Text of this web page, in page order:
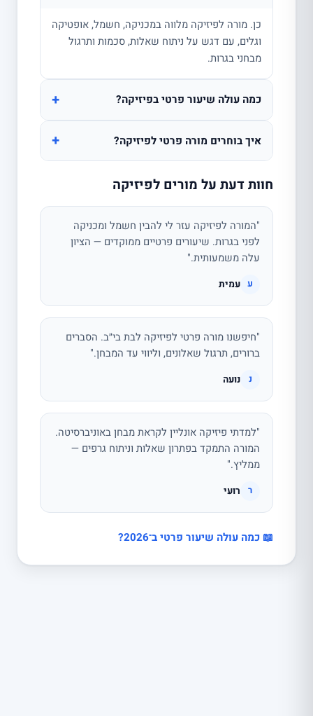
כן. מורה לפיזיקה מלווה במכניקה, חשמל, אופטיקה
וגלים, עם דגש על ניתוח שאלות, סכמות ותרגול
מבחני בגרות.
כמה עולה שיעור פרטי בפיזיקה? +
איך בוחרים מורה פרטי לפיזיקה? +
חוות דעת על מורים לפיזיקה
"המורה לפיזיקה עזר לי להבין חשמל ומכניקה
לפני בגרות. שיעורים פרטיים ממוקדים — הציון
עלה משמעותית."
ע עמית
"חיפשנו מורה פרטי לפיזיקה לבת בי״ב. הסברים
ברורים, תרגול שאלונים, וליווי עד המבחן."
נ נועה
"למדתי פיזיקה אונליין לקראת מבחן באוניברסיטה.
המורה התמקד בפתרון שאלות וניתוח גרפים —
ממליץ."
ר רועי
📖 כמה עולה שיעור פרטי ב־2026?